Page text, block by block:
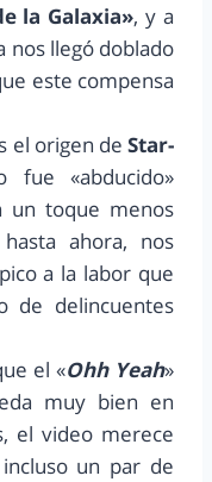
la Galaxia», y a
nos llegó doblado
este compensa
el origen de Star-
fue «abducido»
un toque menos
ahora, nos
a la labor que
de delincuentes
el «Ohh Yeah»
muy bien en
el video merece
un par de